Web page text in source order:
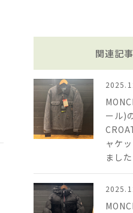
関連記事
ール)
ャケ
ました